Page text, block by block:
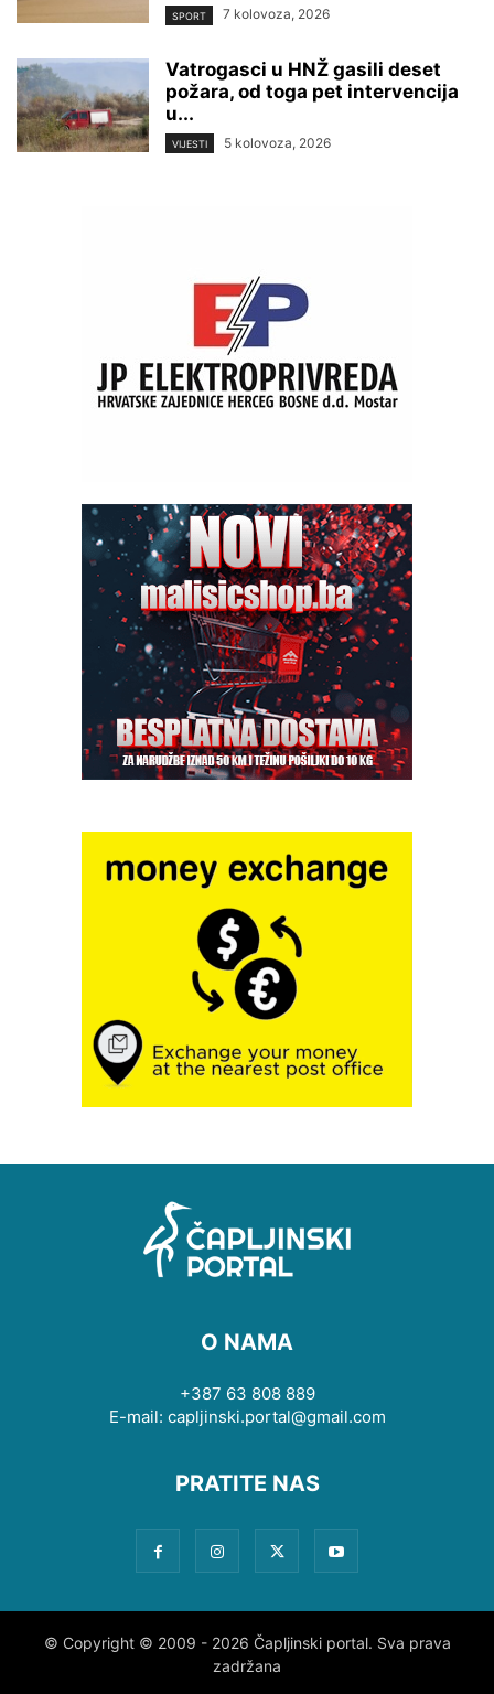
SPORT 7 kolovoza, 2026
Vatrogasci u HNŽ gasili deset
požara, od toga pet intervencija
u...
VIJESTI 5 kolovoza, 2026
O NAMA
+387 63 808 889
E-mail: capljinski.portal@gmail.com
PRATITE NAS
© Copyright © 2009 - 2026 Čapljinski portal. Sva prava
zadržana